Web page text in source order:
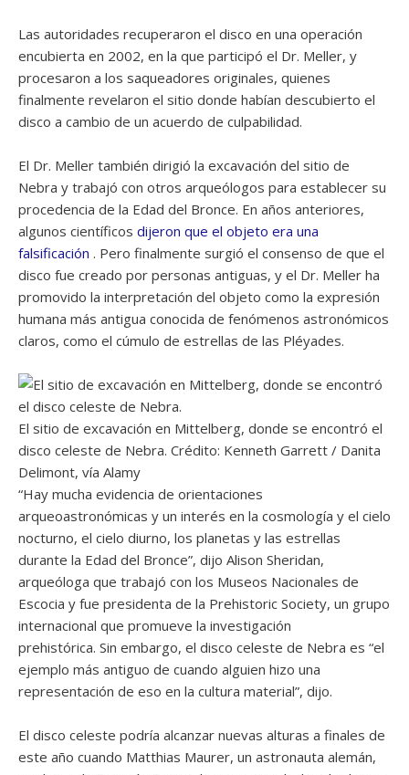
Las autoridades recuperaron el disco en una operación
encubierta en 2002, en la que participó el Dr. Meller, y
procesaron a los saqueadores originales, quienes
finalmente revelaron el sitio donde habían descubierto el
disco a cambio de un acuerdo de culpabilidad.
El Dr. Meller también dirigió la excavación del sitio de
Nebra y trabajó con otros arqueólogos para establecer su
procedencia de la Edad del Bronce. En años anteriores,
algunos científicos dijeron que el objeto era una
falsificación . Pero finalmente surgió el consenso de que el
disco fue creado por personas antiguas, y el Dr. Meller ha
promovido la interpretación del objeto como la expresión
humana más antigua conocida de fenómenos astronómicos
claros, como el cúmulo de estrellas de las Pléyades.
El sitio de excavación en Mittelberg, donde se encontró el
disco celeste de Nebra. Crédito: Kenneth Garrett / Danita
Delimont, vía Alamy
“Hay mucha evidencia de orientaciones
arqueoastronómicas y un interés en la cosmología y el cielo
nocturno, el cielo diurno, los planetas y las estrellas
durante la Edad del Bronce”, dijo Alison Sheridan,
arqueóloga que trabajó con los Museos Nacionales de
Escocia y fue presidenta de la Prehistoric Society, un grupo
internacional que promueve la investigación
prehistórica. Sin embargo, el disco celeste de Nebra es “el
ejemplo más antiguo de cuando alguien hizo una
representación de eso en la cultura material”, dijo.
El disco celeste podría alcanzar nuevas alturas a finales de
este año cuando Matthias Maurer, un astronauta alemán,